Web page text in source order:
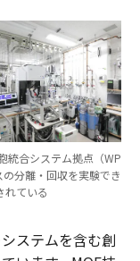
統合システム拠点（WP
分離・回収を実験でき
れている
ステムを含む創